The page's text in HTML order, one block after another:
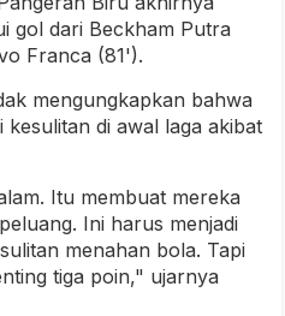
gol dari Beckham Putra
Franca (81').
mengungkapkan bahwa
kesulitan di awal laga akibat
Itu membuat mereka
Ini harus menjadi
menahan bola. Tapi
tiga poin," ujarnya